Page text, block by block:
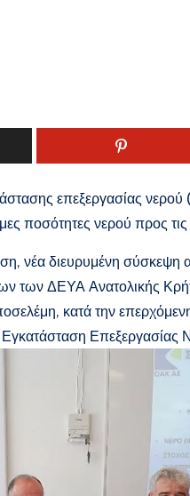
επεξεργασίας
ποσότητες νερού προς
νέα διευρυμένη σύσκεψη
των ΔΕΥΑ Ανατολικής
κατά την
Επεξεργασίας